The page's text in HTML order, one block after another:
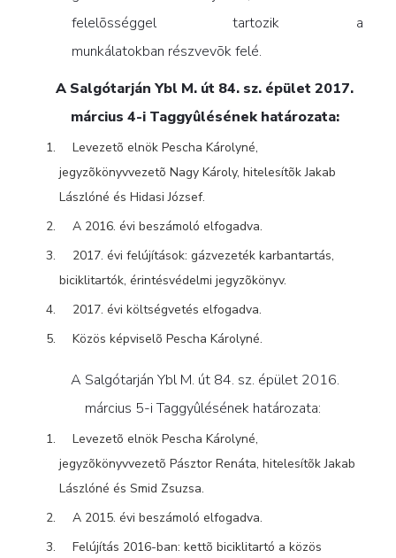
felelõsséggel tartozik a
munkálatokban részvevõk felé.
A Salgótarján Ybl M. út 84. sz. épület 2017.
március 4-i Taggyûlésének határozata:
Levezetõ elnök Pescha Károlyné,
jegyzõkönyvvezetõ Nagy Károly, hitelesítõk Jakab
Lászlóné és Hidasi József.
A 2016. évi beszámoló elfogadva.
2017. évi felújítások: gázvezeték karbantartás,
biciklitartók, érintésvédelmi jegyzõkönyv.
2017. évi költségvetés elfogadva.
Közös képviselõ Pescha Károlyné.
A Salgótarján Ybl M. út 84. sz. épület 2016.
március 5-i Taggyûlésének határozata:
Levezetõ elnök Pescha Károlyné,
jegyzõkönyvvezetõ Pásztor Renáta, hitelesítõk Jakab
Lászlóné és Smid Zsuzsa.
A 2015. évi beszámoló elfogadva.
Felújítás 2016-ban: kettõ biciklitartó a közös